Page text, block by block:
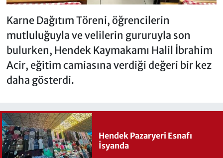
Karne Dağıtım Töreni, öğrencilerin
mutluluğuyla ve velilerin gururuyla son
bulurken, Hendek Kaymakamı Halil İbrahim
Acir, eğitim camiasına verdiği değeri bir kez
daha gösterdi.
Hendek Pazaryeri Esnafı
İsyanda